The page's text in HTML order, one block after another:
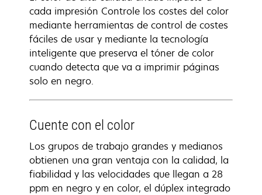
cada impresión Controle los costes del color
mediante herramientas de control de costes
fáciles de usar y mediante la tecnología
inteligente que preserva el tóner de color
cuando detecta que va a imprimir páginas
solo en negro.
Cuente con el color
Los grupos de trabajo grandes y medianos
obtienen una gran ventaja con la calidad, la
fiabilidad y las velocidades que llegan a 28
ppm en negro y en color, el dúplex integrado